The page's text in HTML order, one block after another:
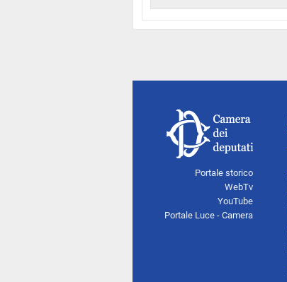
Portale storico
WebTv
YouTube
Portale Luce - Camera